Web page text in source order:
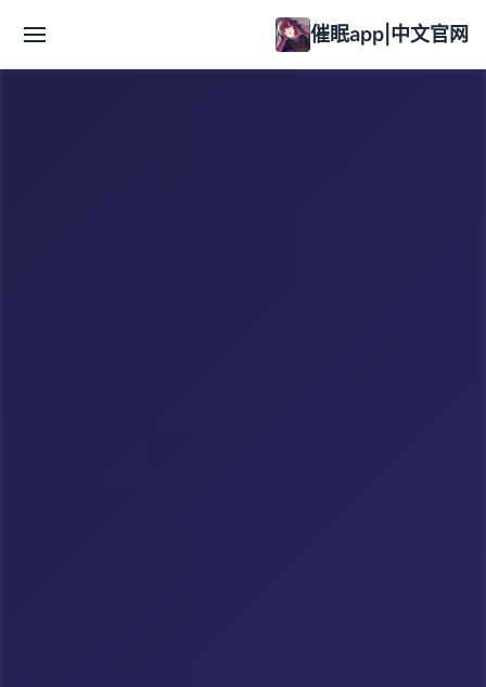
催眠app|中文官网